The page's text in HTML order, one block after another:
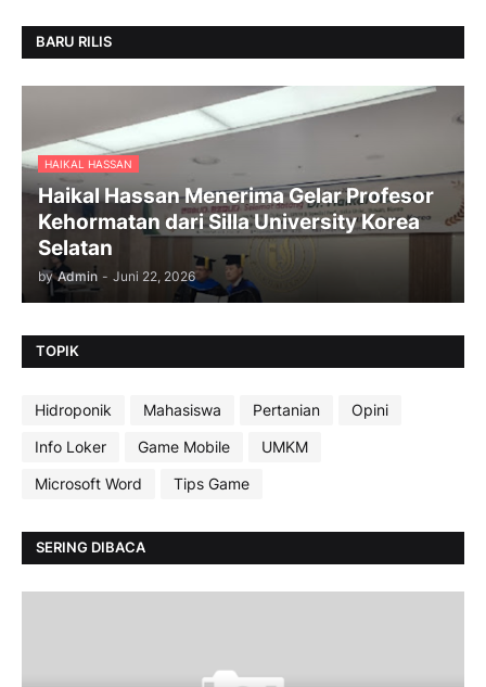
BARU RILIS
HAIKAL HASSAN
Haikal Hassan Menerima Gelar Profesor
Kehormatan dari Silla University Korea
Selatan
by Admin - Juni 22, 2026
TOPIK
Hidroponik Mahasiswa Pertanian
Opini
Info Loker
Game Mobile
UMKM
Microsoft Word
Tips Game
SERING DIBACA